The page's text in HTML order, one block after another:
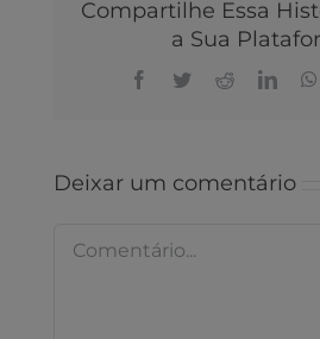
Compartilhe Essa
a Sua
Facebook
TwitterReddit
Deixar um comentário
Comentário